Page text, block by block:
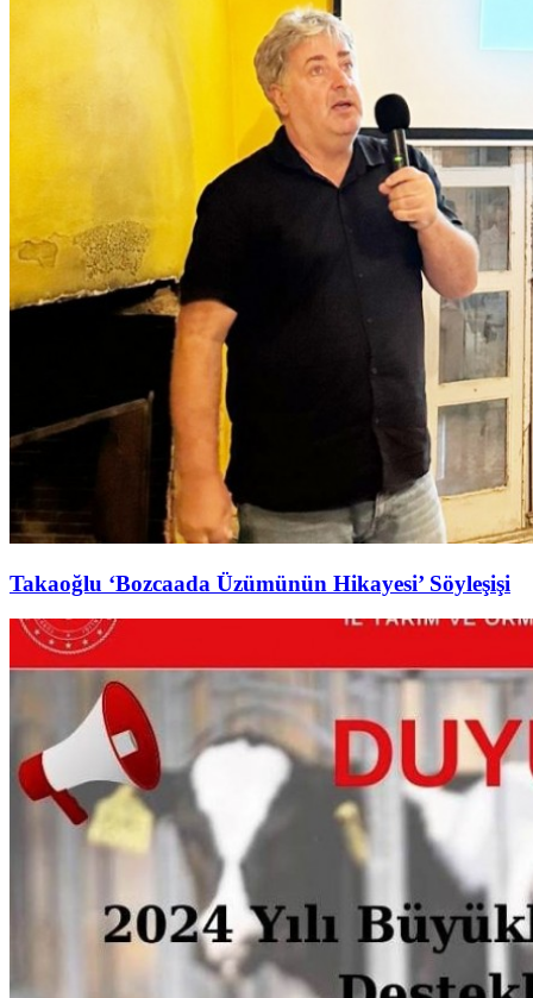
Takaoğlu ‘Bozcaada Üzümünün Hikayesi’ Söyleşişi